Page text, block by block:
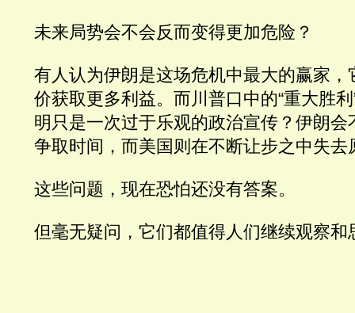
未来局势会不会反而变得更加危险？
有人认为伊朗是这场危机中最大的赢家，
价获取更多利益。而川普口中的“重大胜
明只是一次过于乐观的政治宣传？伊朗会
争取时间，而美国则在不断让步之中失去
这些问题，现在恐怕还没有答案。
但毫无疑问，它们都值得人们继续观察和